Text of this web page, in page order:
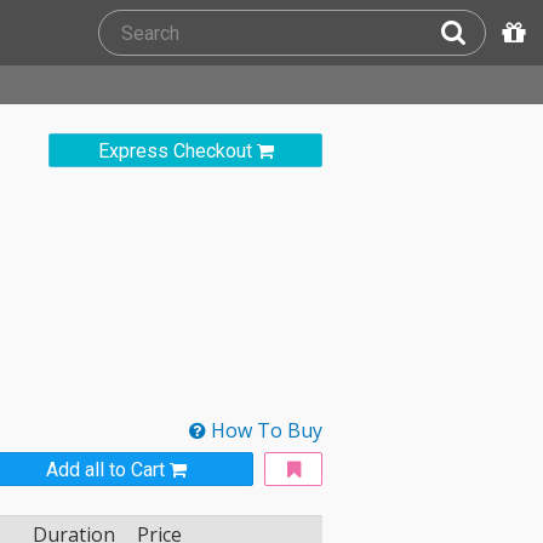
Express Checkout
How To Buy
Add all to Cart
Duration Price